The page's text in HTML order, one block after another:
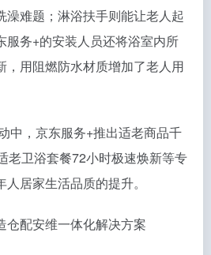
澡难题；淋浴扶手则能让老人起
服务+的安装人员还将浴室内所
，用阻燃防水材质增加了老人用
中，京东服务+推出适老商品千
老卫浴套餐72小时极速焕新等专
居家生活品质的提升。
仓配安维一体化解决方案